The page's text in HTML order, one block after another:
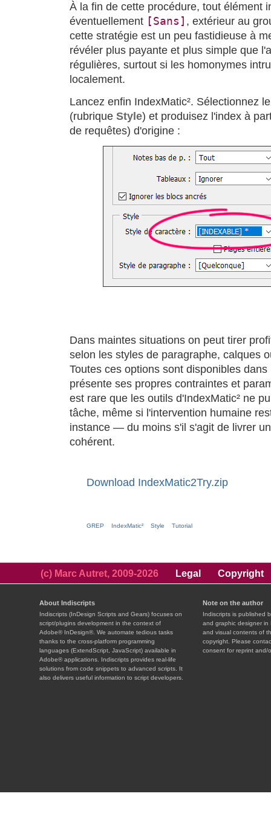
À la fin de cette procédure, tout élément
éventuellement [Sans] , extérieur au
cette stratégie est un peu fastidieuse à
révéler plus payante et plus simple que
régulières, surtout si les homonymes
localement.
Lancez enfin IndexMatic². Sélectionnez
(rubrique Style) et produisez l'index à
de requêtes) d'origine :
Dans maintes situations on peut tirer
selon les styles de paragraphe, calques
Toutes ces options sont disponibles
présente ses propres contraintes et
est rare que les outils d'IndexMatic² ne
tâche, même si l'intervention humaine
instance — du moins s'il s'agit de livrer
cohérent.
Download IndexMatic2Try.zip
GREP IndexMatic² Style Tutorial
(c) Marc Autret, 2009-2026 Legal Copyright
About Indiscripts
Indiscripts (InDesign Scripts and Gears) focuses on
script/plugins development in the context of
Adobe® InDesign®. We automate tedious tasks
thanks to the cross-platform programming
languages (ExtendScript, JavaScript) available in
Adobe® applications. Indiscripts provides real-life
solutions from code snippets to advanced scripts. It
also delivers useful information to script developers.
Note on the author
Indiscripts is published
and graphic designer in
and visual contents of
copyright. Please
consent for reprint and/